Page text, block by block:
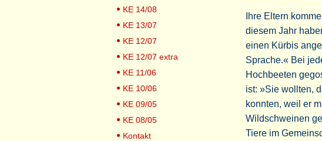
Ihre Eltern
diesem Jahr
einen Kürbis
Sprache.« Bei
Hochbeeten
ist: »Sie wollten,
konnten, weil er
Wildschweinen
Tiere im
KE 14/08
KE 13/07
KE 12/07
KE 12/07 extra
KE 11/06
KE 10/06
KE 09/05
KE 08/05
Kontakt